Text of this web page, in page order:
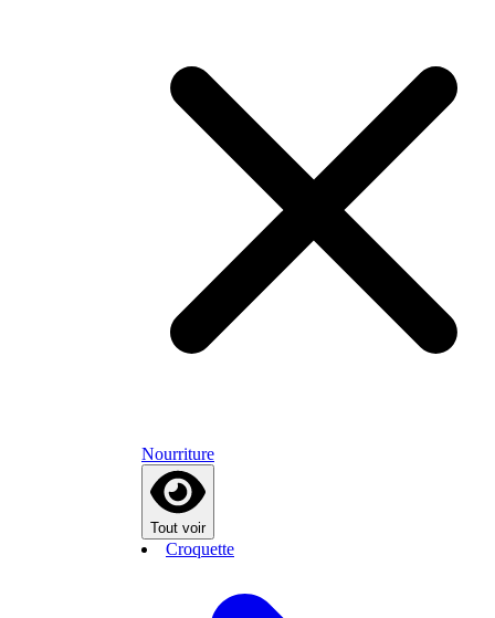
Nourriture
Tout voir
Croquette